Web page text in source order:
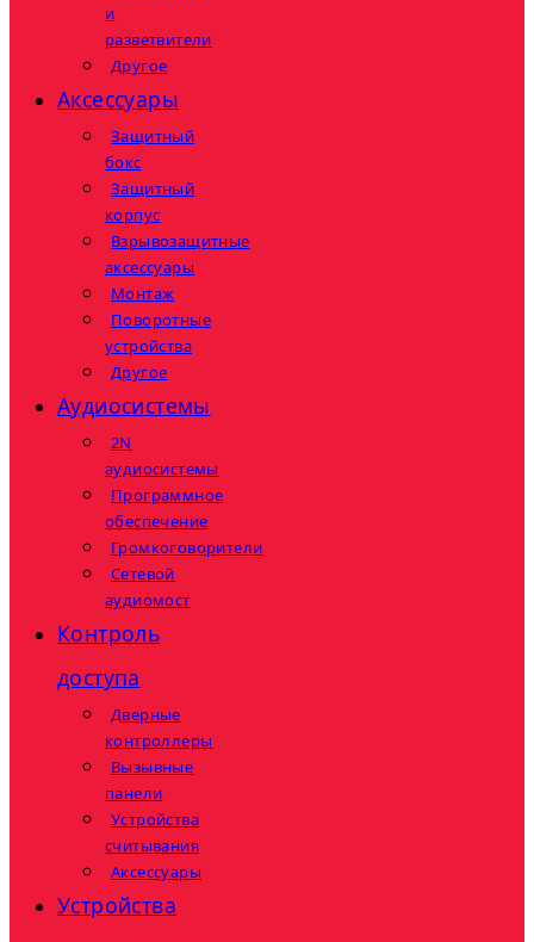
и
разветвители
Другое
Аксессуары
Защитный
бокс
Защитный
корпус
Взрывозащитные
аксессуары
Монтаж
Поворотные
устройства
Другое
Аудиосистемы
2N
аудиосистемы
Программное
обеспечение
Громкоговорители
Сетевой
аудиомост
Контроль
доступа
Дверные
контроллеры
Вызывные
панели
Устройства
считывания
Аксессуары
Устройства